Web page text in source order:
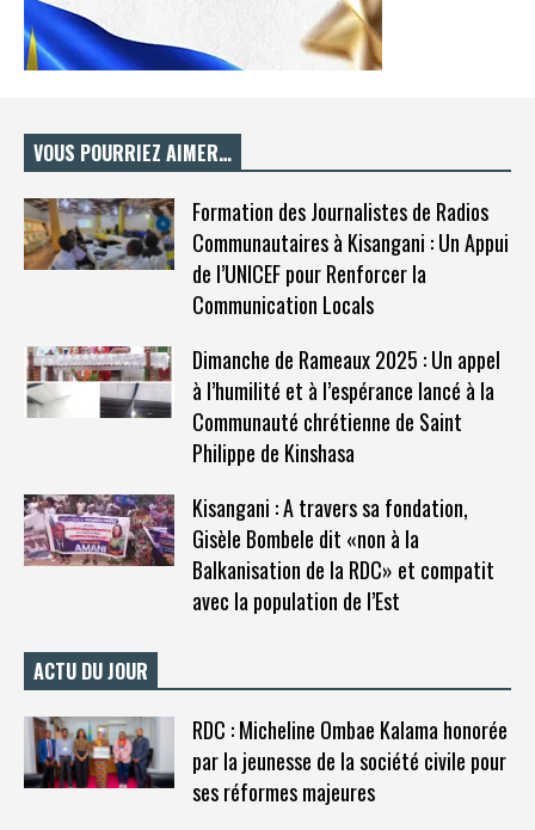
VOUS POURRIEZ AIMER…
Formation des Journalistes de Radios
Communautaires à Kisangani : Un Appui
de l’UNICEF pour Renforcer la
Communication Locals
Dimanche de Rameaux 2025 : Un appel
à l’humilité et à l’espérance lancé à la
Communauté chrétienne de Saint
Philippe de Kinshasa
Kisangani : A travers sa fondation,
Gisèle Bombele dit «non à la
Balkanisation de la RDC» et compatit
avec la population de l’Est
ACTU DU JOUR
RDC : Micheline Ombae Kalama honorée
par la jeunesse de la société civile pour
ses réformes majeures